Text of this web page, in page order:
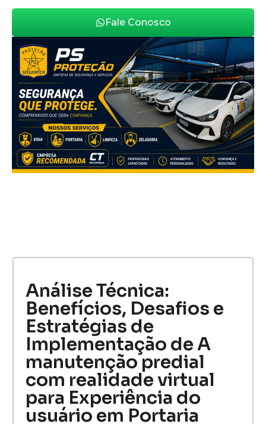
Fale Conosco
Análise Técnica:
Benefícios, Desafios e
Estratégias de
Implementação de A
manutenção predial
com realidade virtual
para Experiência do
usuário em Portaria